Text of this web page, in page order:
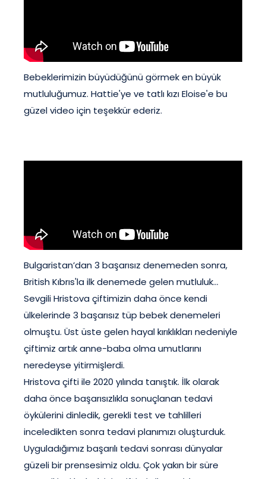
Bebeklerimizin büyüdüğünü görmek en büyük
mutluluğumuz. Hattie'ye ve tatlı kızı Eloise'e bu
güzel video için teşekkür ederiz.
Bulgaristan’dan 3 başarısız denemeden sonra,
British Kıbrıs'la ilk denemede gelen mutluluk...
Sevgili Hristova çiftimizin daha önce kendi
ülkelerinde 3 başarısız tüp bebek denemeleri
olmuştu. Üst üste gelen hayal kırıklıkları nedeniyle
çiftimiz artık anne-baba olma umutlarını
neredeyse yitirmişlerdi.
Hristova çifti ile 2020 yılında tanıştık. İlk olarak
daha önce başarısızlıkla sonuçlanan tedavi
öykülerini dinledik, gerekli test ve tahlilleri
inceledikten sonra tedavi planımızı oluşturduk.
Uyguladığımız başarılı tedavi sonrası dünyalar
güzeli bir prensesimiz oldu. Çok yakın bir süre